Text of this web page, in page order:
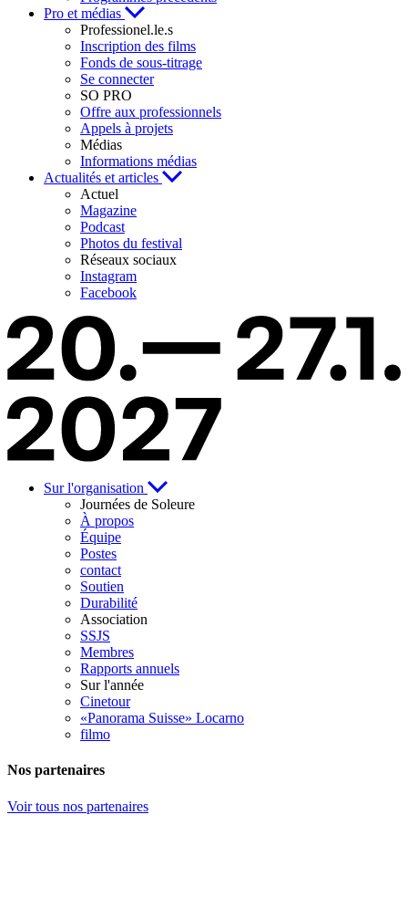
Pro et médias
Professionel.le.s
Inscription des films
Fonds de sous-titrage
Se connecter
SO PRO
Offre aux professionnels
Appels à projets
Médias
Informations médias
Actualités et articles
Actuel
Magazine
Podcast
Photos du festival
Réseaux sociaux
Instagram
Facebook
Sur l'organisation
Journées de Soleure
À propos
Équipe
Postes
contact
Soutien
Durabilité
Association
SSJS
Membres
Rapports annuels
Sur l'année
Cinetour
«Panorama Suisse» Locarno
filmo
Nos partenaires
Voir tous nos partenaires